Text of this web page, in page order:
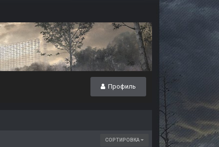
Профиль
СОРТИРОВКА